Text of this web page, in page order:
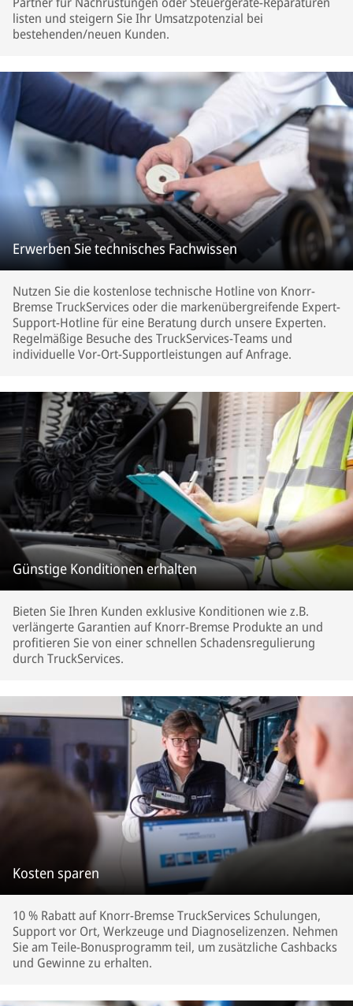
listen und steigern Sie Ihr Umsatzpotenzial bei
bestehenden/neuen Kunden.
Erwerben Sie technisches Fachwissen
Nutzen Sie die kostenlose technische Hotline von Knorr-
Bremse TruckServices oder die markenübergreifende Expert-
Support-Hotline für eine Beratung durch unsere Experten.
Regelmäßige Besuche des TruckServices-Teams und
individuelle Vor-Ort-Supportleistungen auf Anfrage.
Günstige Konditionen erhalten
Bieten Sie Ihren Kunden exklusive Konditionen wie z.B.
verlängerte Garantien auf Knorr-Bremse Produkte an und
profitieren Sie von einer schnellen Schadensregulierung
durch TruckServices.
Kosten sparen
10 % Rabatt auf Knorr-Bremse TruckServices Schulungen,
Support vor Ort, Werkzeuge und Diagnoselizenzen. Nehmen
Sie am Teile-Bonusprogramm teil, um zusätzliche Cashbacks
und Gewinne zu erhalten.